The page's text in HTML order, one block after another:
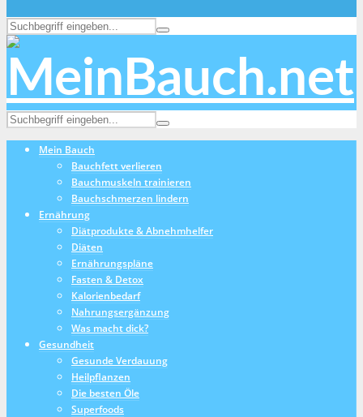
Mein Bauch
Bauchfett verlieren
Bauchmuskeln trainieren
Bauchschmerzen lindern
Ernährung
Diätprodukte & Abnehmhelfer
Diäten
Ernährungspläne
Fasten & Detox
Kalorienbedarf
Nahrungsergänzung
Was macht dick?
Gesundheit
Gesunde Verdauung
Heilpflanzen
Die besten Öle
Superfoods